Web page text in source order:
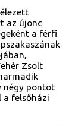
az újonc
a férfi
Zsolt
négy pontot
a felsőházi